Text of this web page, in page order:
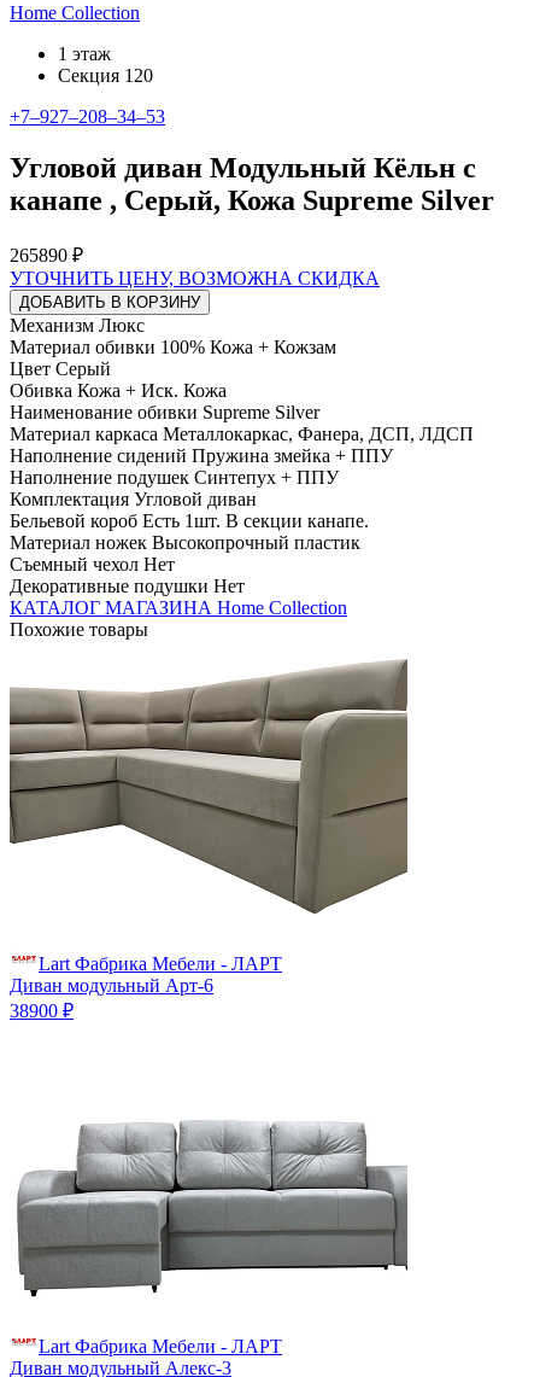
Home Collection
1 этаж
Секция 120
+7‒927‒208‒34‒53
Угловой диван Модульный Кёльн с
канапе , Серый, Кожа Supreme Silver
265890 ₽
УТОЧНИТЬ ЦЕНУ, ВОЗМОЖНА СКИДКА
ДОБАВИТЬ В КОРЗИНУ
Механизм Люкс
Материал обивки 100% Кожа + Кожзам
Цвет Серый
Обивка Кожа + Иск. Кожа
Наименование обивки Supreme Silver
Материал каркаса Металлокаркас, Фанера, ДСП, ЛДСП
Наполнение сидений Пружина змейка + ППУ
Наполнение подушек Синтепух + ППУ
Комплектация Угловой диван
Бельевой короб Есть 1шт. В секции канапе.
Материал ножек Высокопрочный пластик
Съемный чехол Нет
Декоративные подушки Нет
КАТАЛОГ МАГАЗИНА Home Collection
Похожие товары
Lart Фабрика Мебели - ЛАРТ
Диван модульный Арт-6
38900 ₽
Lart Фабрика Мебели - ЛАРТ
Диван модульный Алекс-3